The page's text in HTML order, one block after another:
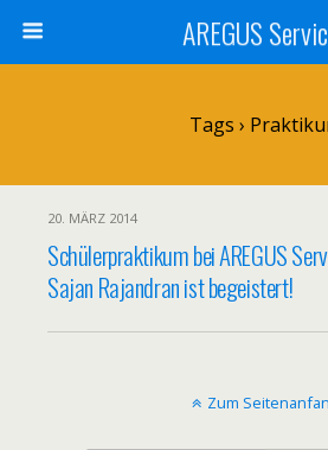
AREGUS
Tags ›
20. MÄRZ 2014
Schülerpraktikum bei AREGUS
Sajan Rajandran ist begeistert!
Zum